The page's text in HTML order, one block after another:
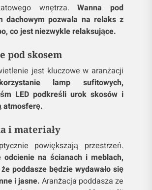
wnętrza.Wanna pod
dachowym pozwala na relaks z
co jest niezwykle relaksujące.
pod skosem
jest kluczowe w aranżacji
lamp sufitowych,
LED podkreśli urok skosów i
atmosferę.
i materiały
powiększają przestrzeń.
odcienie na ścianach i meblach,
poddasze będzie wydawało się
i jasne.Aranżacja poddasza ze